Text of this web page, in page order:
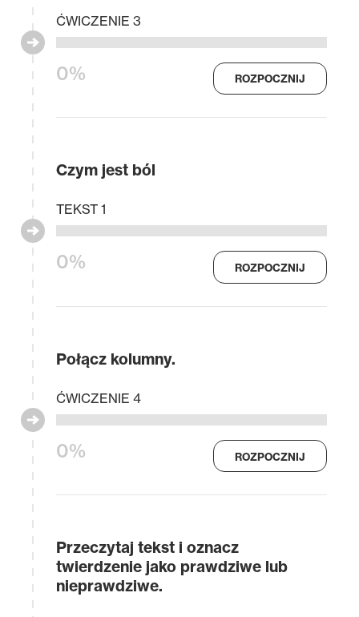
0%
ĆWICZENIE 3
ROZPOCZNIJ
Czym jest ból
0%
TEKST 1
ROZPOCZNIJ
Połącz kolumny.
0%
ĆWICZENIE 4
ROZPOCZNIJ
Przeczytaj tekst i oznacz
twierdzenie jako prawdziwe lub
nieprawdziwe.